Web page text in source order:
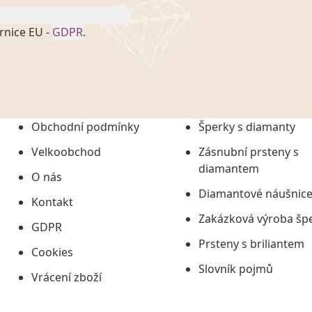
EU - GDPR.
č. 101/2000 Sb. v
uchováním veškerých
údajů či jako jeho
informací, nejdéle
Obchodní podmínky
Velkoobchod
O nás
Kontakt
GDPR
Cookies
Vrácení zboží
Šperky s diamanty
Zásnubní prsteny s
diamantem
Diamantové náušnice
Zakázková výroba
Prsteny s briliantem
Slovník pojmů